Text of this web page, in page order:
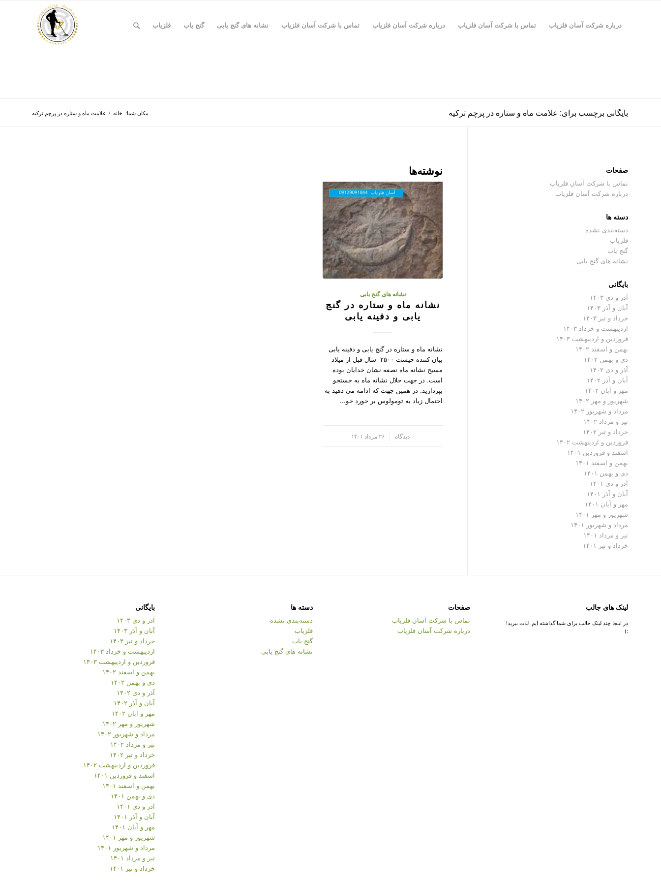
درباره شرکت آسان فلزیاب تماس با شرکت آسان فلزیاب درباره شرکت آسان فلزیاب تماس با شرکت آسان فلزیاب نشانه های گنج یابی گنج یاب فلزیاب
بایگانی برچسب برای: علامت ماه و ستاره در پرچم ترکیه مکان شما: خانه / علامت ماه و ستاره در پرچم ترکیه
نوشته‌ها
نشانه های گنج یابی
نشانه ماه و ستاره در گنج
یابی و دفینه یابی
نشانه ماه و ستاره در گنج یابی و دفینه یابی
بیان کننده چیست ۲۵۰۰ سال قبل از میلاد
مسیح نشانه ماه نصفه نشان خدایان بوده
است. در جهت حلال نشانه ماه به جستجو
بپردازید. در همین جهت که ادامه می دهید به
احتمال زیاد به تومولوس بر خورد خو…
۰ دیدگاه ۲۶ مرداد ۱۴۰۱
صفحات
تماس با شرکت آسان فلزیاب
درباره شرکت آسان فلزیاب
دسته ها
دسته‌بندی نشده
فلزیاب
گنج یاب
نشانه های گنج یابی
بایگانی
آذر و دی ۱۴۰۳
آبان و آذر ۱۴۰۳
خرداد و تیر ۱۴۰۳
اردیبهشت و خرداد ۱۴۰۳
فروردین و اردیبهشت ۱۴۰۳
بهمن و اسفند ۱۴۰۲
دی و بهمن ۱۴۰۲
آذر و دی ۱۴۰۲
آبان و آذر ۱۴۰۲
مهر و آبان ۱۴۰۲
شهریور و مهر ۱۴۰۲
مرداد و شهریور ۱۴۰۲
تیر و مرداد ۱۴۰۲
خرداد و تیر ۱۴۰۲
فروردین و اردیبهشت ۱۴۰۲
اسفند و فروردین ۱۴۰۱
بهمن و اسفند ۱۴۰۱
دی و بهمن ۱۴۰۱
آذر و دی ۱۴۰۱
آبان و آذر ۱۴۰۱
مهر و آبان ۱۴۰۱
شهریور و مهر ۱۴۰۱
مرداد و شهریور ۱۴۰۱
تیر و مرداد ۱۴۰۱
خرداد و تیر ۱۴۰۱
لینک های جالب
در اینجا چند لینک جالب برای شما گذاشته ایم. لذت ببرید!
:)
صفحات
تماس با شرکت آسان فلزیاب
درباره شرکت آسان فلزیاب
دسته ها
دسته‌بندی نشده
فلزیاب
گنج یاب
نشانه های گنج یابی
بایگانی
آذر و دی ۱۴۰۳
آبان و آذر ۱۴۰۳
خرداد و تیر ۱۴۰۳
اردیبهشت و خرداد ۱۴۰۳
فروردین و اردیبهشت ۱۴۰۳
بهمن و اسفند ۱۴۰۲
دی و بهمن ۱۴۰۲
آذر و دی ۱۴۰۲
آبان و آذر ۱۴۰۲
مهر و آبان ۱۴۰۲
شهریور و مهر ۱۴۰۲
مرداد و شهریور ۱۴۰۲
تیر و مرداد ۱۴۰۲
خرداد و تیر ۱۴۰۲
فروردین و اردیبهشت ۱۴۰۲
اسفند و فروردین ۱۴۰۱
بهمن و اسفند ۱۴۰۱
دی و بهمن ۱۴۰۱
آذر و دی ۱۴۰۱
آبان و آذر ۱۴۰۱
مهر و آبان ۱۴۰۱
شهریور و مهر ۱۴۰۱
مرداد و شهریور ۱۴۰۱
تیر و مرداد ۱۴۰۱
خرداد و تیر ۱۴۰۱